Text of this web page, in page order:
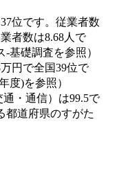
位です。従業者数
者数は8.68人で
基礎調査を参照）
円で全国39位で
度)を参照）
・通信）は99.5で
都道府県のすがた